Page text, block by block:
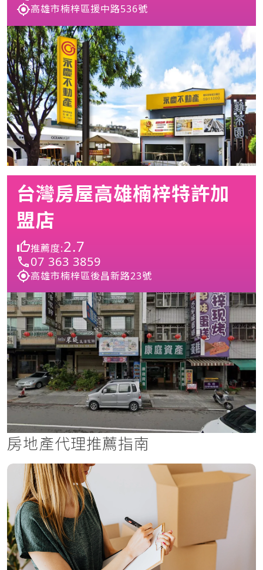
高雄市楠梓區援中路536號
台灣房屋高雄楠梓特許加
盟店
推薦度:2.7
07 363 3859
高雄市楠梓區後昌新路23號
房地產代理推薦指南